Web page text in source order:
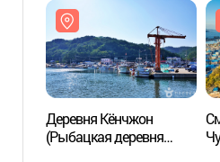
Деревня Кёнчжон
(Рыбацкая деревня